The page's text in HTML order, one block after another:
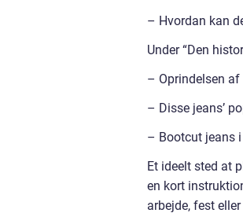
– Hvordan kan
Under “Den
– Oprindelsen
– Disse jeans’
– Bootcut jeans
Et ideelt sted at
en kort
arbejde, fest